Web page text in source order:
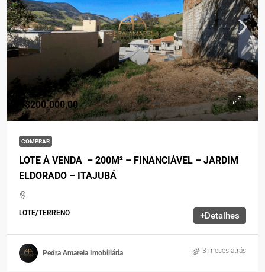
R$200.000,00
COMPRAR
LOTE À VENDA – 200M² – FINANCIÁVEL – JARDIM
ELDORADO – ITAJUBÁ
LOTE/TERRENO +Detalhes
Pedra Amarela Imobiliária 3 meses atrás